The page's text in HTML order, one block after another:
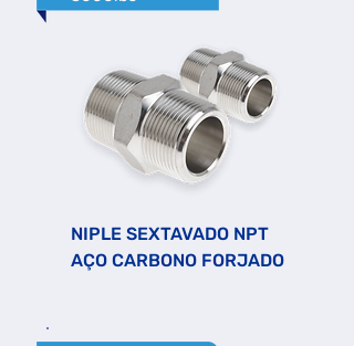
NIPLE SEXTAVADO NPT
AÇO CARBONO FORJADO